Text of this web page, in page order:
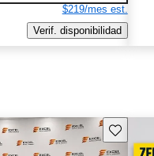
$219/mes est.
Verif. disponibilidad
Guarda